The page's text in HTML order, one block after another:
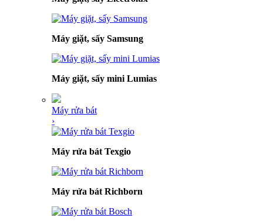
Máy giặt, sấy Samsung
Máy giặt, sấy mini Lumias
Máy rửa bát
›
Máy rửa bát Texgio
Máy rửa bát Richborn